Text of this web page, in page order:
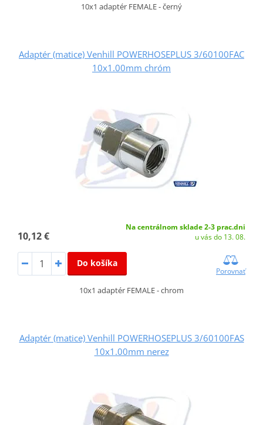
10x1 adaptér FEMALE - černý
Adaptér (matice) Venhill POWERHOSEPLUS 3/60100FAC
10x1.00mm chróm
10,12 €
Na centrálnom sklade 2-3 prac.dni
u vás do 13. 08.
Do košíka
Porovnať
10x1 adaptér FEMALE - chrom
Adaptér (matice) Venhill POWERHOSEPLUS 3/60100FAS
10x1.00mm nerez